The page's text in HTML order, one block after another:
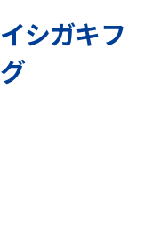
イシガキフ
グ